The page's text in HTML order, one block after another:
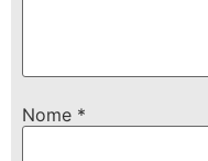
Nome *